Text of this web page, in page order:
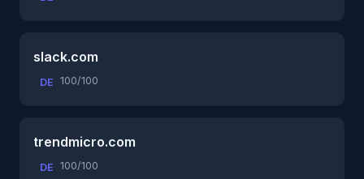
slack.com
DE 100/100
trendmicro.com
DE 100/100